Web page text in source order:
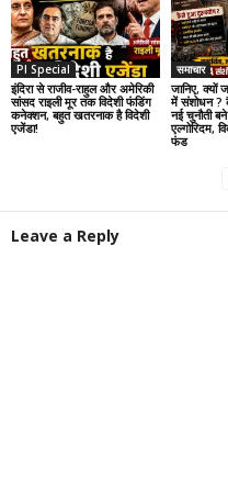
PI Special
इंदिरा से राजीव-राहुल और अमेरिकी
सांसद राइली मूर तक विदेशी फंडिंग
कनेक्शन, बहुत खतरनाक है विदेशी
एजेंडा!
समाचार
जानिए, क्यों
में संशोधन ?
नई चुनौती
एल्गोरिदम,
फंड
Leave a Reply